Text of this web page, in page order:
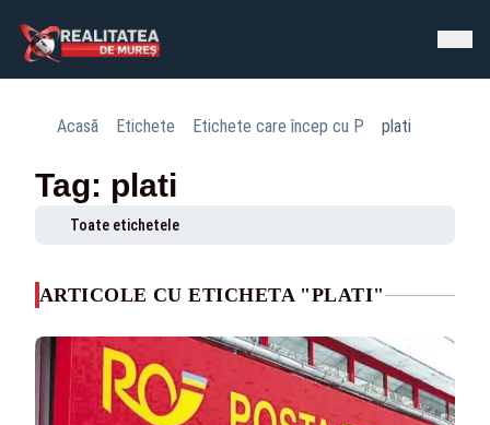
Acasă Etichete Etichete care încep cu P plati
Tag: plati
Toate etichetele
ARTICOLE CU ETICHETA "PLATI"